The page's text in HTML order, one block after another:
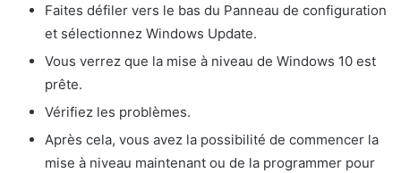
Faites défiler vers le bas du Panneau de configuration
et sélectionnez Windows Update.
Vous verrez que la mise à niveau de Windows 10 est
prête.
Vérifiez les problèmes.
Après cela, vous avez la possibilité de commencer la
mise à niveau maintenant ou de la programmer pour